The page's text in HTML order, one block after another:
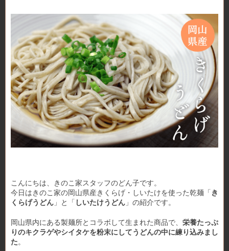
こんにちは、きのこ家スタッフのどん子です。
今日はきのこ家の岡山県産きくらげ・しいたけを使った乾麺「 き
くらげうどん 」と「 しいたけうどん 」の紹介です。
岡山県内にある製麺所とコラボして生まれた商品で、 栄養たっぷ
りのキクラゲやシイタケを粉末にしてうどんの中に練り込みまし
た。